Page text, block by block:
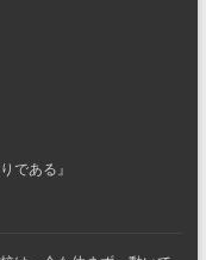
である』